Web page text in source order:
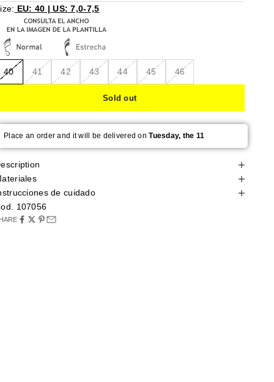
EU: 40 | US: 7,0-7,5
40 41 42 43 44 45 46
Sold out
Place an order and it will be delivered onTuesday, the 11
de cuidado
107056